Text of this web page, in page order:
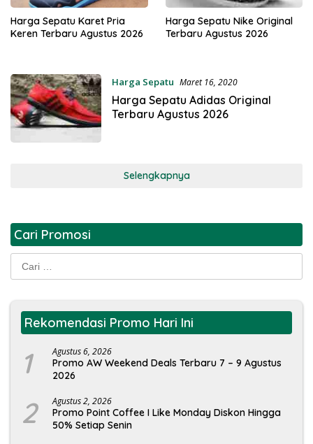
Harga Sepatu Karet Pria
Keren Terbaru Agustus 2026
Harga Sepatu Nike Original
Terbaru Agustus 2026
Harga Sepatu Maret 16, 2020
Harga Sepatu Adidas Original
Terbaru Agustus 2026
Selengkapnya
Cari Promosi
Cari
untuk:
Rekomendasi Promo Hari Ini
1 Agustus 6, 2026
Promo AW Weekend Deals Terbaru 7 – 9 Agustus
2026
2 Agustus 2, 2026
Promo Point Coffee I Like Monday Diskon Hingga
50% Setiap Senin